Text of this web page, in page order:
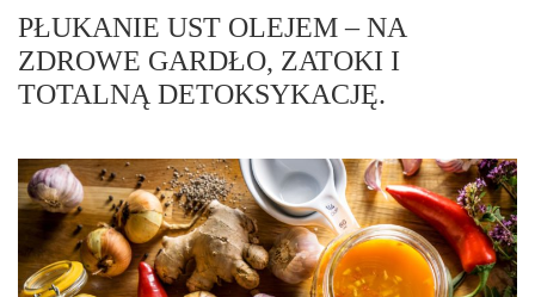
PŁUKANIE UST OLEJEM – NA
ZDROWE GARDŁO, ZATOKI I
TOTALNĄ DETOKSYKACJĘ.